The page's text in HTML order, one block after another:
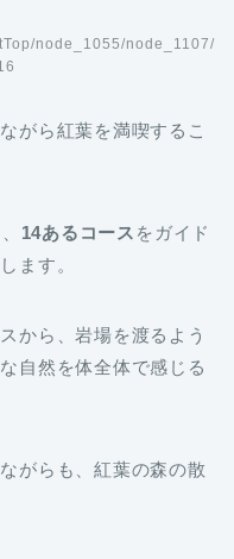
node_1055/node_1107/
がら紅葉を満喫するこ
14あるコース をガイド
ます。
から、岩場を渡るよう
自然を体全体で感じる
がらも、紅葉の森の散